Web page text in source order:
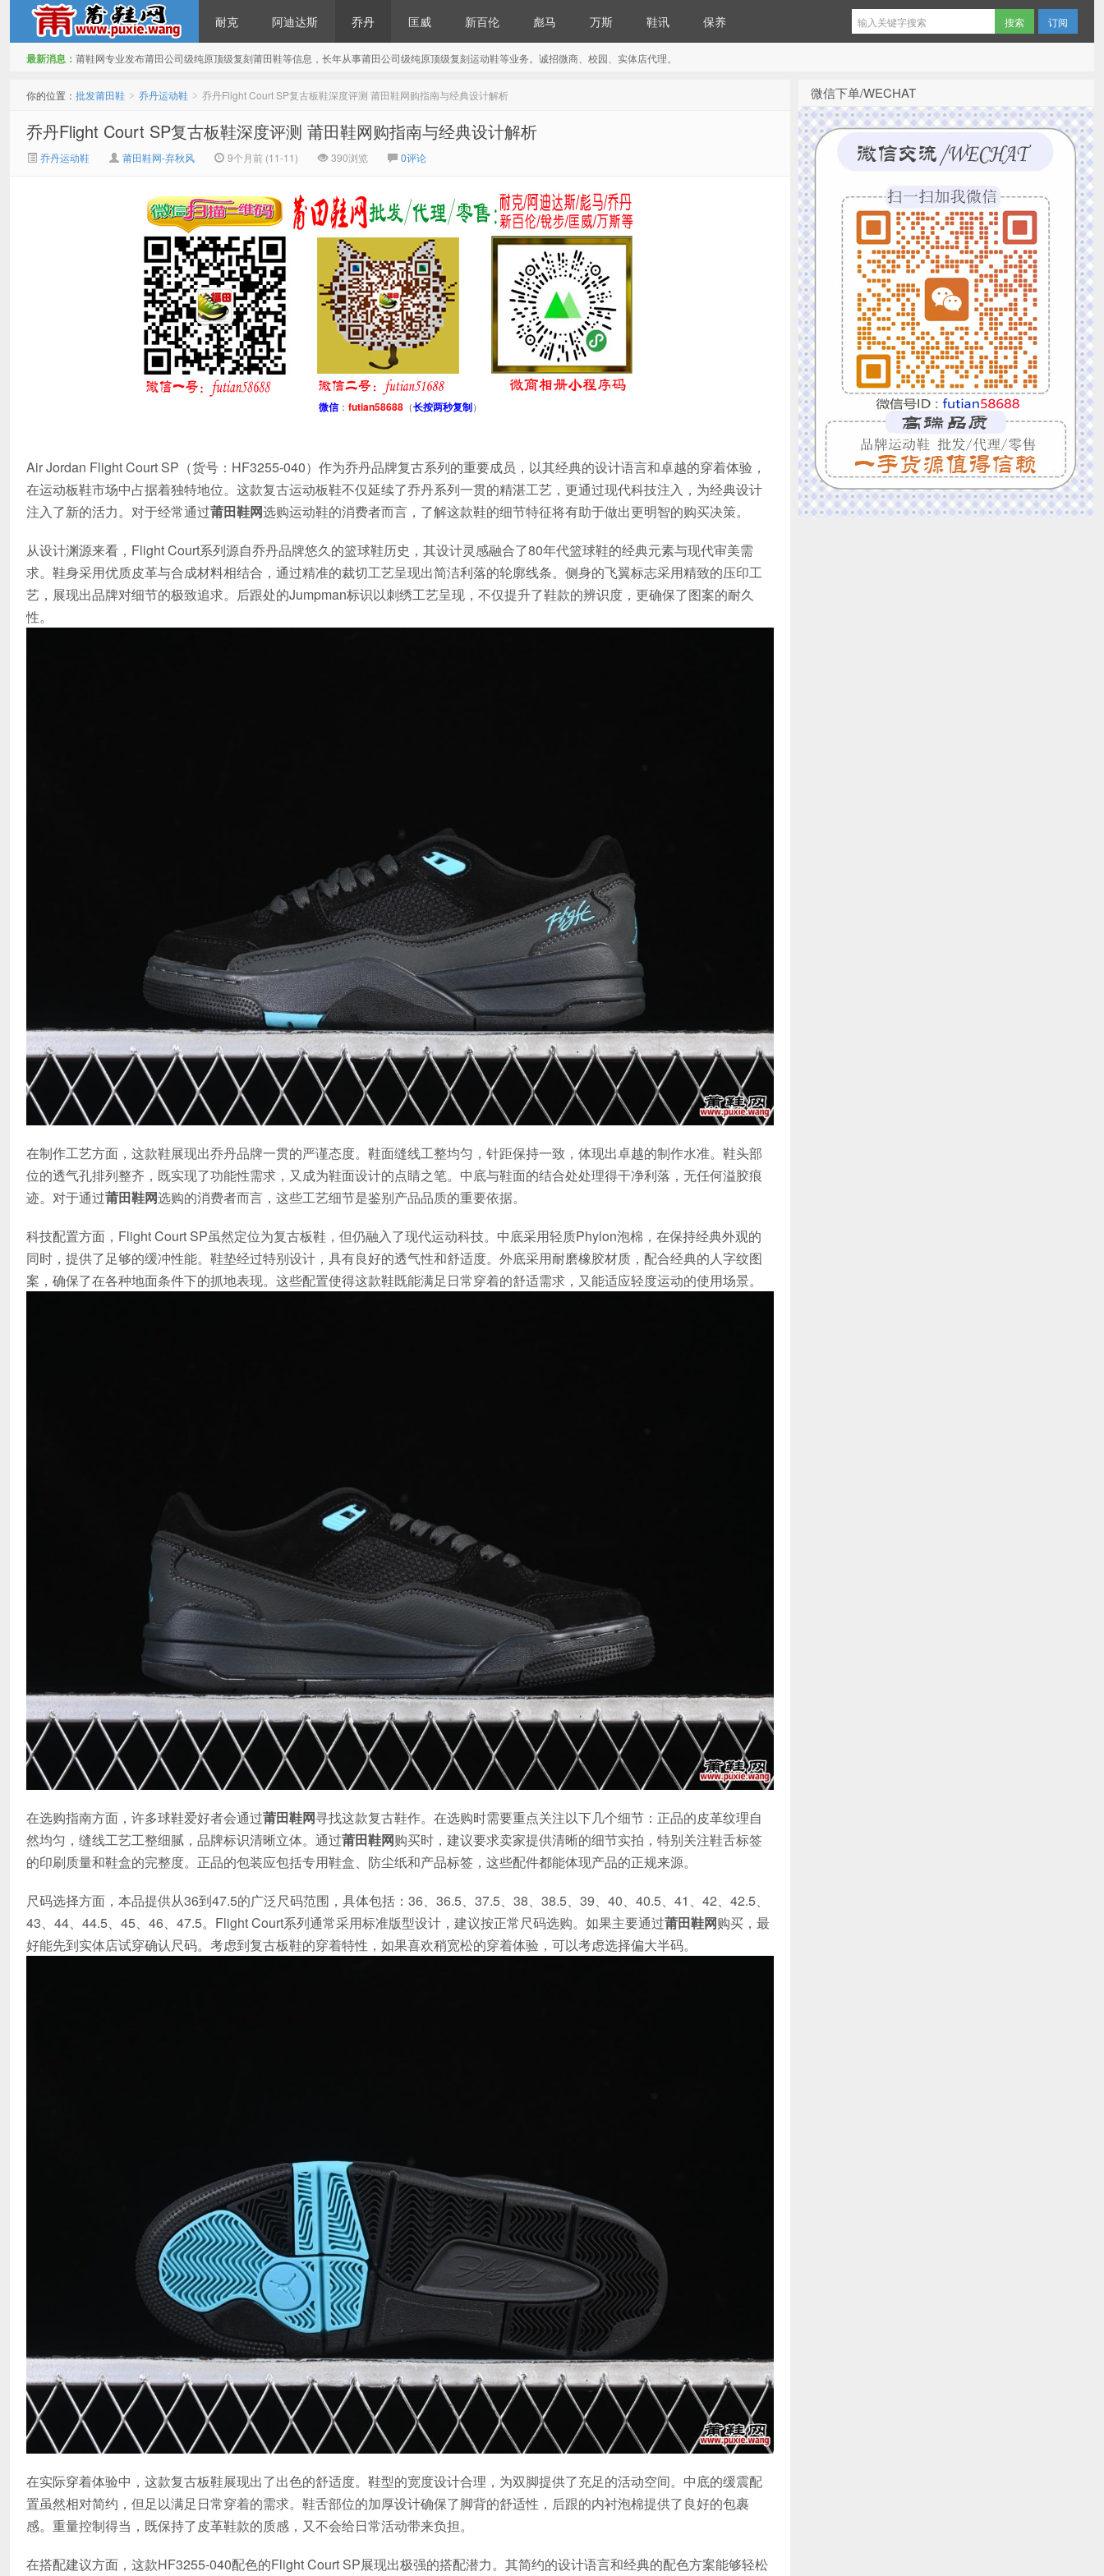
耐克 阿迪达斯 乔丹 匡威 新百伦 彪马 万斯 鞋讯 保养 订阅
最新消息： 莆鞋网专业发布莆田公司级纯原顶级复刻莆田鞋等信息，长年从事莆田公司级纯原顶级复刻运动鞋等业务。诚招微商、校园、实体店代理。
你的位置： 批发莆田鞋 > 乔丹运动鞋 > 乔丹Flight Court SP复古板鞋深度评测 莆田鞋网购指南与经典设计解析
乔丹Flight Court SP复古板鞋深度评测 莆田鞋网购指南与经典设计解析
乔丹运动鞋 莆田鞋网-弃秋风 9个月前 (11-11) 390浏览 0评论
微信： futian58688（长按两秒复制）
Air Jordan Flight Court SP（货号：HF3255-040）作为乔丹品牌复古系列的重要成员，以其经典的设计语言和卓越的穿着体验，
在运动板鞋市场中占据着独特地位。这款复古运动板鞋不仅延续了乔丹系列一贯的精湛工艺，更通过现代科技注入，为经典设计
注入了新的活力。对于经常通过莆田鞋网选购运动鞋的消费者而言，了解这款鞋的细节特征将有助于做出更明智的购买决策。
从设计渊源来看，Flight Court系列源自乔丹品牌悠久的篮球鞋历史，其设计灵感融合了80年代篮球鞋的经典元素与现代审美需
求。鞋身采用优质皮革与合成材料相结合，通过精准的裁切工艺呈现出简洁利落的轮廓线条。侧身的飞翼标志采用精致的压印工
艺，展现出品牌对细节的极致追求。后跟处的Jumpman标识以刺绣工艺呈现，不仅提升了鞋款的辨识度，更确保了图案的耐久
性。
在制作工艺方面，这款鞋展现出乔丹品牌一贯的严谨态度。鞋面缝线工整均匀，针距保持一致，体现出卓越的制作水准。鞋头部
位的透气孔排列整齐，既实现了功能性需求，又成为鞋面设计的点睛之笔。中底与鞋面的结合处处理得干净利落，无任何溢胶痕
迹。对于通过莆田鞋网选购的消费者而言，这些工艺细节是鉴别产品品质的重要依据。
科技配置方面，Flight Court SP虽然定位为复古板鞋，但仍融入了现代运动科技。中底采用轻质Phylon泡棉，在保持经典外观的
同时，提供了足够的缓冲性能。鞋垫经过特别设计，具有良好的透气性和舒适度。外底采用耐磨橡胶材质，配合经典的人字纹图
案，确保了在各种地面条件下的抓地表现。这些配置使得这款鞋既能满足日常穿着的舒适需求，又能适应轻度运动的使用场景。
在选购指南方面，许多球鞋爱好者会通过莆田鞋网寻找这款复古鞋作。在选购时需要重点关注以下几个细节：正品的皮革纹理自
然均匀，缝线工艺工整细腻，品牌标识清晰立体。通过莆田鞋网购买时，建议要求卖家提供清晰的细节实拍，特别关注鞋舌标签
的印刷质量和鞋盒的完整度。正品的包装应包括专用鞋盒、防尘纸和产品标签，这些配件都能体现产品的正规来源。
尺码选择方面，本品提供从36到47.5的广泛尺码范围，具体包括：36、36.5、37.5、38、38.5、39、40、40.5、41、42、42.5、
43、44、44.5、45、46、47.5。Flight Court系列通常采用标准版型设计，建议按正常尺码选购。如果主要通过莆田鞋网购买，最
好能先到实体店试穿确认尺码。考虑到复古板鞋的穿着特性，如果喜欢稍宽松的穿着体验，可以考虑选择偏大半码。
在实际穿着体验中，这款复古板鞋展现出了出色的舒适度。鞋型的宽度设计合理，为双脚提供了充足的活动空间。中底的缓震配
置虽然相对简约，但足以满足日常穿着的需求。鞋舌部位的加厚设计确保了脚背的舒适性，后跟的内衬泡棉提供了良好的包裹
感。重量控制得当，既保持了皮革鞋款的质感，又不会给日常活动带来负担。
在搭配建议方面，这款HF3255-040配色的Flight Court SP展现出极强的搭配潜力。其简约的设计语言和经典的配色方案能够轻松
微信下单/WECHAT